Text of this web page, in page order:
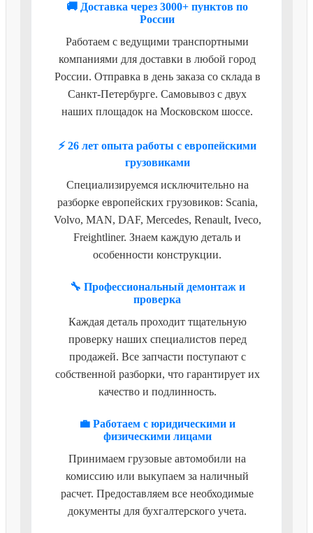
🚚 Доставка через 3000+ пунктов по
России
Работаем с ведущими транспортными
компаниями для доставки в любой город
России. Отправка в день заказа со склада в
Санкт-Петербурге. Самовывоз с двух
наших площадок на Московском шоссе.
⚡ 26 лет опыта работы с европейскими
грузовиками
Специализируемся исключительно на
разборке европейских грузовиков: Scania,
Volvo, MAN, DAF, Mercedes, Renault, Iveco,
Freightliner. Знаем каждую деталь и
особенности конструкции.
🔧 Профессиональный демонтаж и
проверка
Каждая деталь проходит тщательную
проверку наших специалистов перед
продажей. Все запчасти поступают с
собственной разборки, что гарантирует их
качество и подлинность.
💼 Работаем с юридическими и
физическими лицами
Принимаем грузовые автомобили на
комиссию или выкупаем за наличный
расчет. Предоставляем все необходимые
документы для бухгалтерского учета.